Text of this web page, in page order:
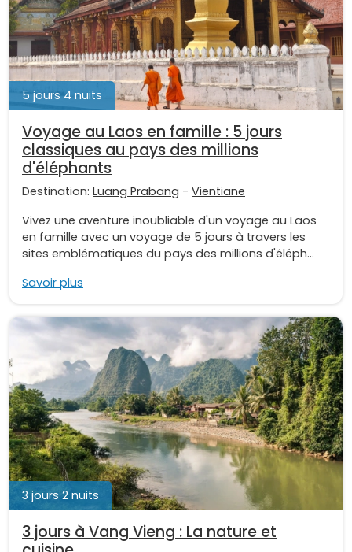
5 jours 4 nuits
Voyage au Laos en famille : 5 jours
classiques au pays des millions
d'éléphants
Destination: Luang Prabang - Vientiane
Vivez une aventure inoubliable d'un voyage au Laos
en famille avec un voyage de 5 jours à travers les
sites emblématiques du pays des millions d'éléph...
Savoir plus
3 jours 2 nuits
3 jours à Vang Vieng : La nature et